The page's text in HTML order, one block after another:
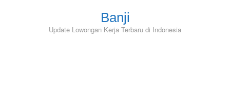
Banji
Update Lowongan Kerja Terbaru di Indonesia